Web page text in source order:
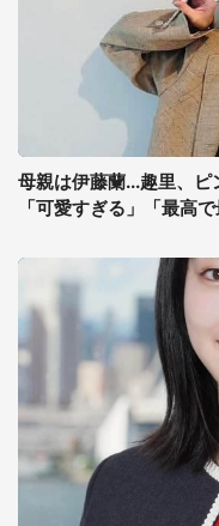
母親は伊藤蘭...趣里、
「可愛すぎる」「最高で